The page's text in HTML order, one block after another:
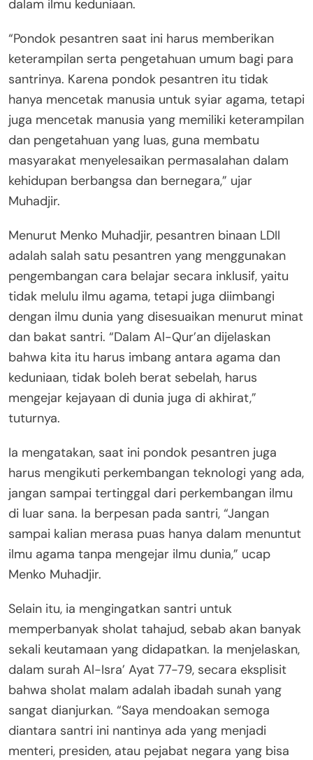
dalam ilmu keduniaan.
“Pondok pesantren saat ini harus memberikan
keterampilan serta pengetahuan umum bagi para
santrinya. Karena pondok pesantren itu tidak
hanya mencetak manusia untuk syiar agama, tetapi
juga mencetak manusia yang memiliki keterampilan
dan pengetahuan yang luas, guna membatu
masyarakat menyelesaikan permasalahan dalam
kehidupan berbangsa dan bernegara,” ujar
Muhadjir.
Menurut Menko Muhadjir, pesantren binaan LDII
adalah salah satu pesantren yang menggunakan
pengembangan cara belajar secara inklusif, yaitu
tidak melulu ilmu agama, tetapi juga diimbangi
dengan ilmu dunia yang disesuaikan menurut minat
dan bakat santri. “Dalam Al-Qur’an dijelaskan
bahwa kita itu harus imbang antara agama dan
keduniaan, tidak boleh berat sebelah, harus
mengejar kejayaan di dunia juga di akhirat,”
tuturnya.
Ia mengatakan, saat ini pondok pesantren juga
harus mengikuti perkembangan teknologi yang ada,
jangan sampai tertinggal dari perkembangan ilmu
di luar sana. Ia berpesan pada santri, “Jangan
sampai kalian merasa puas hanya dalam menuntut
ilmu agama tanpa mengejar ilmu dunia,” ucap
Menko Muhadjir.
Selain itu, ia mengingatkan santri untuk
memperbanyak sholat tahajud, sebab akan banyak
sekali keutamaan yang didapatkan. Ia menjelaskan,
dalam surah Al-Isra’ Ayat 77-79, secara eksplisit
bahwa sholat malam adalah ibadah sunah yang
sangat dianjurkan. “Saya mendoakan semoga
diantara santri ini nantinya ada yang menjadi
menteri, presiden, atau pejabat negara yang bisa